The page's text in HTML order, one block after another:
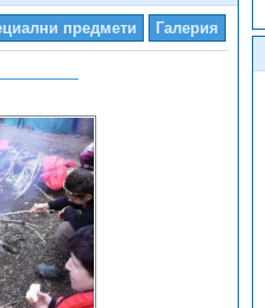
предмети Галерия